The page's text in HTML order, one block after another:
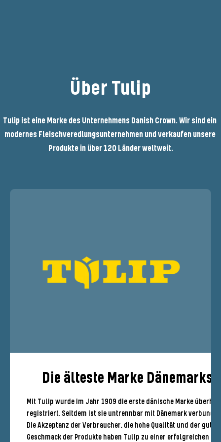
Über Tulip
Tulip ist eine Marke des Unternehmens Danish Crown. Wir sind ein
modernes Fleischveredlungsunternehmen und verkaufen unsere
Produkte in über 120 Länder weltweit.
Die älteste Marke Dänemarks
Mit Tulip wurde im Jahr 1909 die erste dänische Marke
registriert. Seitdem ist sie untrennbar mit Dänemark
Die Akzeptanz der Verbraucher, die hohe Qualität und der gute
Geschmack der Produkte haben Tulip zu einer erfolgreichen